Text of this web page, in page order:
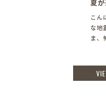
夏
こん
な地
ま、